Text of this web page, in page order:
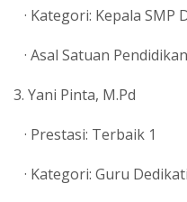
· Kategori: Kepala SMP
· Asal Satuan
3. Yani Pinta, M.Pd
· Prestasi: Terbaik 1
· Kategori: Guru